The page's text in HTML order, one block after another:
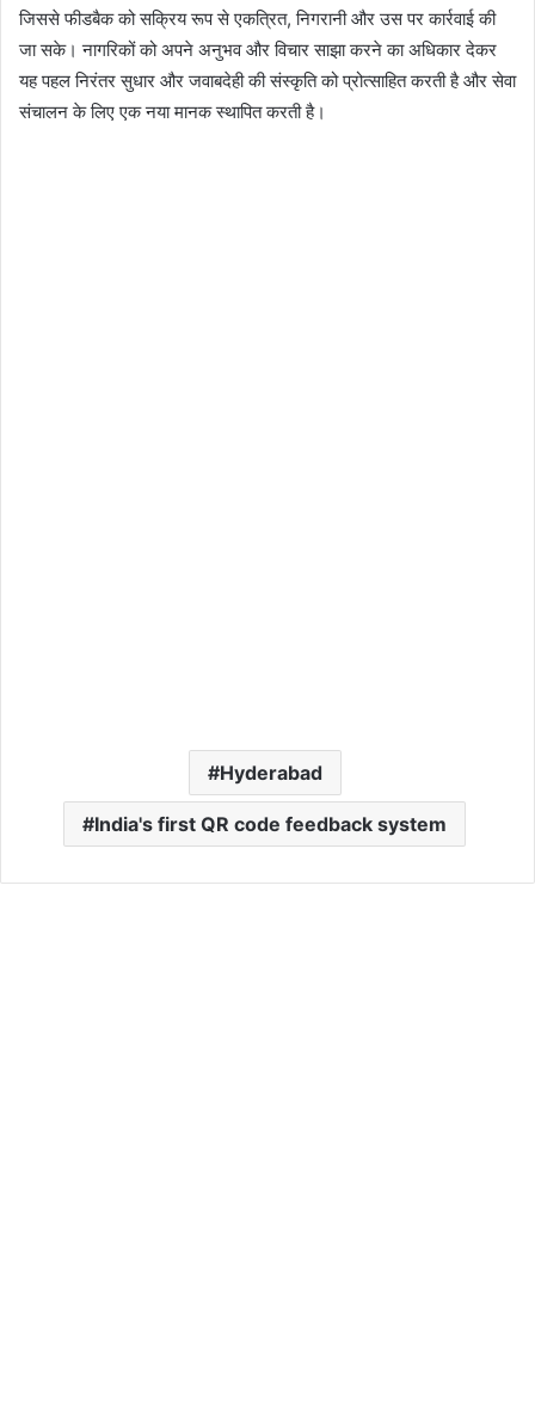
जिससे फीडबैक को सक्रिय रूप से एकत्रित, निगरानी और उस पर कार्रवाई की
जा सके। नागरिकों को अपने अनुभव और विचार साझा करने का अधिकार देकर
यह पहल निरंतर सुधार और जवाबदेही की संस्कृति को प्रोत्साहित करती है और सेवा
संचालन के लिए एक नया मानक स्थापित करती है।
Hyderabad
India's first QR code feedback system